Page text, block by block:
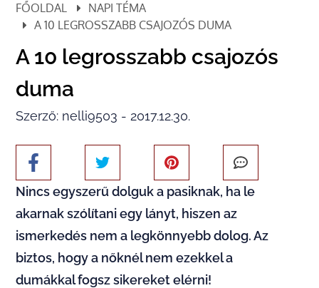
FŐOLDAL
NAPI TÉMA
A 10 LEGROSSZABB CSAJOZÓS DUMA
A 10 legrosszabb csajozós
duma
Szerző: nelli9503 - 2017.12.30.
Nincs egyszerű dolguk a pasiknak, ha le
akarnak szólítani egy lányt, hiszen az
ismerkedés nem a legkönnyebb dolog. Az
biztos, hogy a nőknél nem ezekkel a
dumákkal fogsz sikereket elérni!